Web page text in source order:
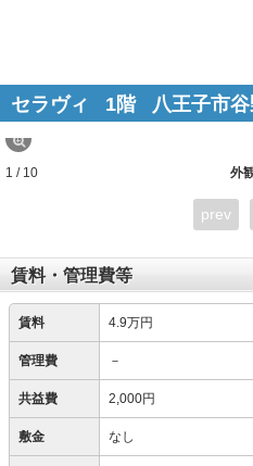
セラヴィ 1階 八王子市
外
1 / 10
prev
賃料・管理費等
賃料 4.9万円
管理費 －
共益費 2,000円
敷金 なし